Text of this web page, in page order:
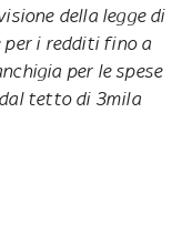
della legge di
i redditi fino a
per le spese
tetto di 3mila